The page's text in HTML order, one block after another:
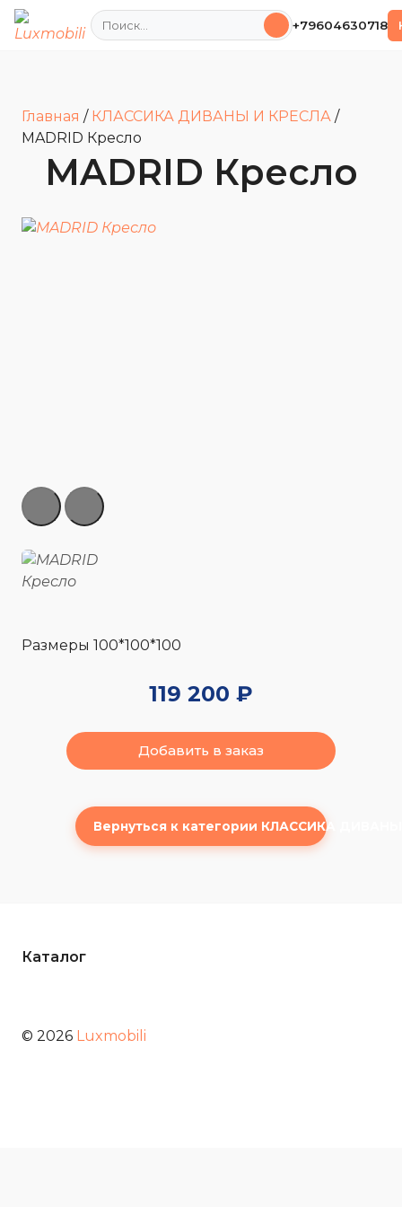
Поиск +79604630718
Главная / КЛАССИКА ДИВАНЫ И КРЕСЛА /
MADRID Кресло
MADRID Кресло
Размеры 100*100*100
119 200 ₽
Добавить в заказ
Вернуться к категории КЛАССИКА
Каталог
© 2026 Luxmobili